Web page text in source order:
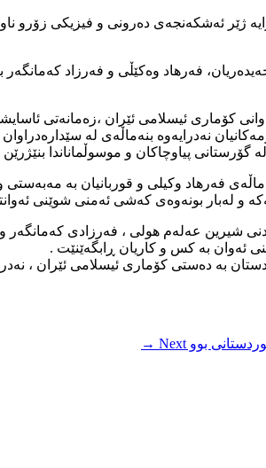
ئەشکەنجەی دەرونی و فیزیکی زۆرو
بەندیخانەی ئەوین لەگەڵ عەلی حەیدەریان، فەرهاد
کۆماری ئیسلامی ئێران ،زەمانەتی
نەدرایەوە بنەماڵەی لە
پیاوچاکان و موسوڵماناندا
کەس لە بنەماڵەی فەرهاد وکیلی و قوربانیان
و لەبار بونەوەی کەشی ئەمنی شوێنی
عەلەم هولی ، فەرزادی کەمانگەر
ئەوان بە کس و کاریان ڕابگەێنێت .
بە دەستی کۆماری ئیسلامی ئێران ،
بوو Next →